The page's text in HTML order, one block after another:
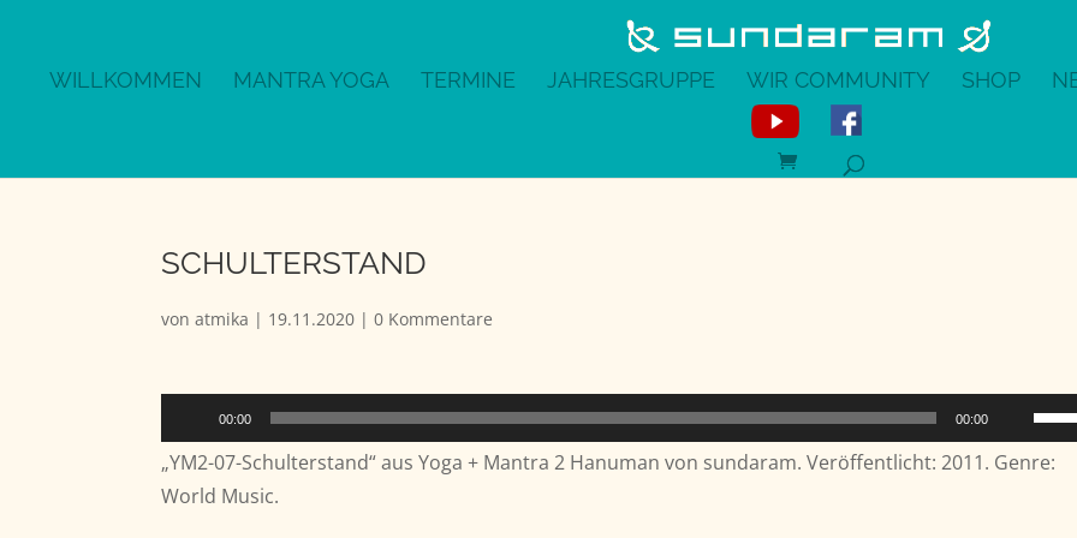
WILLKOMMEN MANTRA YOGA TERMINE JAHRESGRUPPE WIR COMMUNITY SHOP
SCHULTERSTAND
vonatmika | 19.11.2020 |0 Kommentare
Audio-
Player
00:00 00:00
„YM2-07-Schulterstand“ aus Yoga + Mantra 2 Hanuman von sundaram. Veröffentlicht: 2011. Genre:
World Music.